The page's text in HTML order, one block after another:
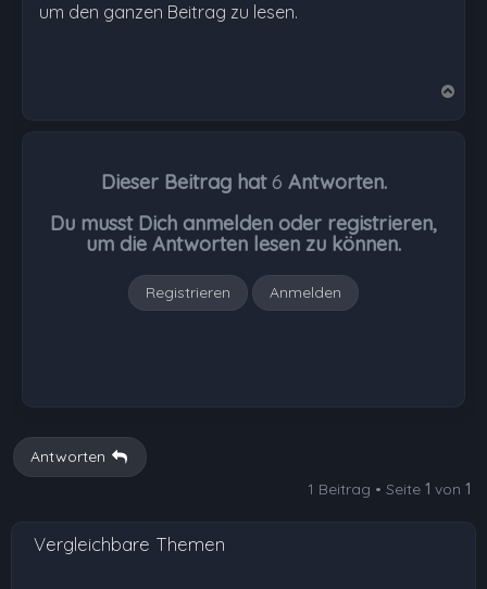
um den ganzen Beitrag zu lesen.
Dieser Beitrag hat6 Antworten.
Du musst Dich anmelden oder registrieren,
um die Antworten lesen zu können.
Registrieren Anmelden
Antworten
1 Beitrag • Seite 1 von 1
Vergleichbare Themen